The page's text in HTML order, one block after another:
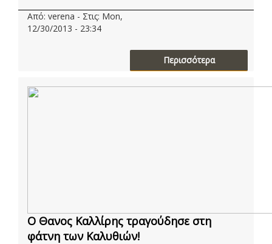
Από: verena - Στις: Mon,
12/30/2013 - 23:34
Περισσότερα
O Θανος Καλλίρης τραγούδησε στη
φάτνη των Καλυθιών!